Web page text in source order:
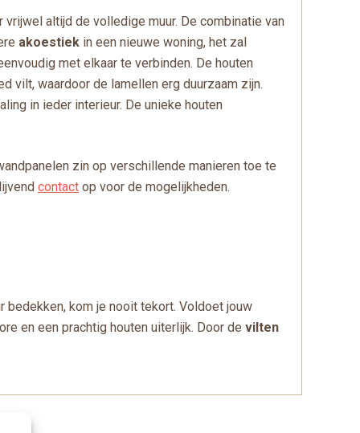
altijd de volledige muur. De combinatie van
akoestiek in een nieuwe woning, het zal
met elkaar te verbinden. De houten
vilt, waardoor de lamellen erg duurzaam zijn.
in ieder interieur. De unieke houten
zin op verschillende manieren toe te
contact op voor de mogelijkheden.
kom je nooit tekort. Voldoet jouw
en een prachtig houten uiterlijk. Door de vilten